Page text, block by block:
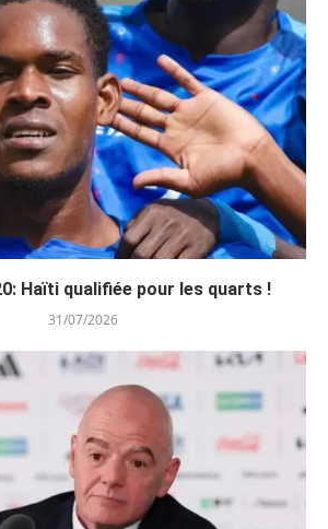
Haïti qualifiée pour les quarts !
31/07/2026